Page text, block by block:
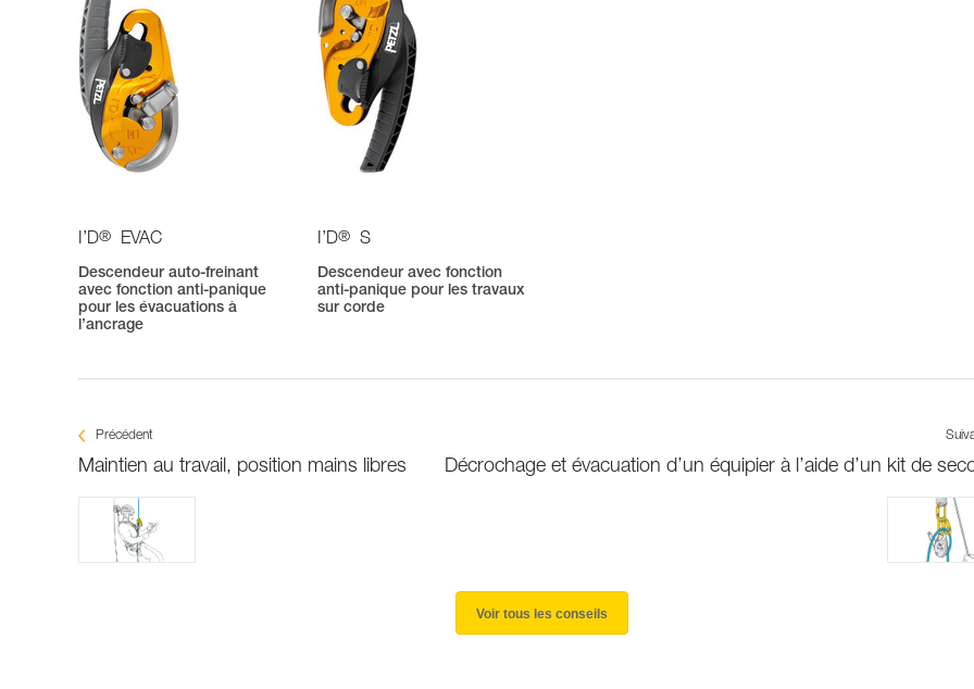
I’D® EVAC
Descendeur auto-freinant
avec fonction anti-panique
pour les évacuations à
l’ancrage
I’D® S
Descendeur avec fonction
anti-panique pour les travaux
sur corde
Précédent
Maintien au travail, position mains libres Décrochage et évacuation d’un équipier à l’aide d’un kit de
Voir tous les conseils